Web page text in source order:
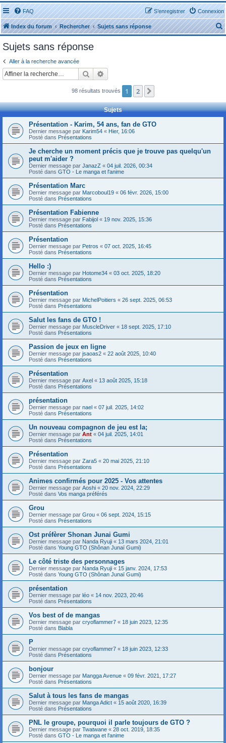
FAQ Connexion
S’enregistrer
Index du forum Rechercher Sujets sans réponse
e
h
Sujets sans réponse
Aller à la recherche avancée
Rechercher
98 résultats trouvés 1 2
Sujets
Présentation - Karim, 54 ans, fan de GTO
Dernier message par Karim54 « Hier, 16:06
Posté dans Présentations
Je cherche un moment précis que je trouve pas quelqu'un
peut m'aider ?
Dernier message par JanazZ « 04 juil. 2026, 00:34
Posté dans GTO - Le manga et l'anime
Présentation Marc
Dernier message par Marcoboul19 « 06 févr. 2026, 15:00
Posté dans Présentations
Présentation Fabienne
Dernier message par Fabijol « 19 nov. 2025, 15:36
Posté dans Présentations
Présentation
Dernier message par Petros « 07 oct. 2025, 16:45
Posté dans Présentations
Hello :)
Dernier message par Hotome34 « 03 oct. 2025, 18:20
Posté dans Présentations
Présentation
Dernier message par MichelPoitiers « 26 sept. 2025, 06:53
Posté dans Présentations
Salut les fans de GTO !
Dernier message par MuscleDriver « 18 sept. 2025, 17:10
Posté dans Présentations
Passion de jeux en ligne
Dernier message par jsaoas2 « 22 août 2025, 10:40
Posté dans Présentations
Présentation
Dernier message par Axel « 13 août 2025, 15:18
Posté dans Présentations
présentation
Dernier message par nael « 07 juil. 2025, 14:02
Posté dans Présentations
Un nouveau compagnon de jeu est la;
Dernier message par Ant « 04 juil. 2025, 14:01
Posté dans Présentations
Présentation
Dernier message par Zara5 « 20 mai 2025, 21:10
Posté dans Présentations
Animes confirmés pour 2025 - Vos attentes
Dernier message par Aoshi « 20 nov. 2024, 22:29
Posté dans Vos manga préférés
Grou
Dernier message par Grou « 06 sept. 2024, 15:15
Posté dans Présentations
Ost préfèrer Shonan Junai Gumi
Dernier message par Nanda Ryuji « 13 mars 2024, 21:01
Posté dans Young GTO (Shônan Junaï Gumi)
Le côté triste des personnages
Dernier message par Nanda Ryuji « 15 janv. 2024, 17:53
Posté dans Young GTO (Shônan Junaï Gumi)
présentation
Dernier message par léo « 14 nov. 2023, 20:46
Posté dans Présentations
Vos best of de mangas
Dernier message par cryoflammer7 « 18 juin 2023, 12:35
Posté dans Blabla
P
Dernier message par cryoflammer7 « 18 juin 2023, 12:33
Posté dans Présentations
bonjour
Dernier message par Mangga Avenue « 09 févr. 2021, 17:27
Posté dans Présentations
Salut à tous les fans de mangas
Dernier message par Manga Adict « 15 août 2020, 16:39
Posté dans Présentations
PNL le groupe, pourquoi il parle toujours de GTO ?
Dernier message par Twatwane « 28 oct. 2019, 18:35
Posté dans GTO - Le manga et l'anime